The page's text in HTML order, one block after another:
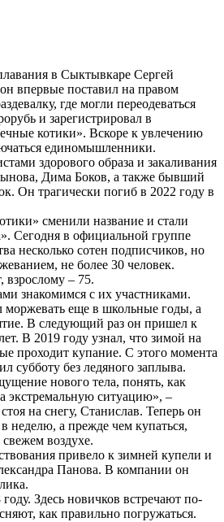
в Сыктывкаре Сергей
впервые поставил на правом
где могли переодеваться
и зарегистрировал в
котики». Вскоре к увлечению
единомышленники.
здорового образа и закаливания
Дима Боков, а также бывший
Он трагически погиб в 2022 году в
сменили название и стали
Сегодня в официальной группе
несколько сотен подписчиков, но
не более 30 человек.
– 75.
знакомимся с их участниками.
моржевать еще в школьные годы, а
В следующий раз он пришел к
В 2019 году узнал, что зимой на
проходит купание. С этого момента
субботу без ледяного заплыва.
нового тела, понять, как
экстремальную ситуацию», –
на снегу, Станислав. Теперь он
неделю, а прежде чем купаться,
свежем воздухе.
привело к зимней купели и
Панова. В компании он
Здесь новичков встречают по-
как правильно погружаться.